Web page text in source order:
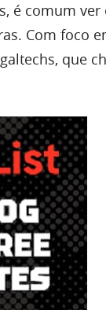
é comum ver
Com foco
que